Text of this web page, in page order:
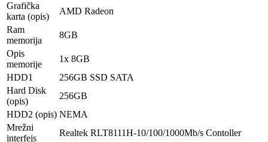
Grafička
karta (opis)
AMD Radeon
Ram
memorija
8GB
Opis
memorije
1x 8GB
HDD1
256GB SSD SATA
Hard Disk
(opis)
256GB
HDD2 (opis) NEMA
Mrežni
interfejs
Realtek RLT8111H-10/100/1000Mb/s Contoller